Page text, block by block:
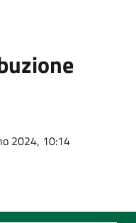
2024, 10:14